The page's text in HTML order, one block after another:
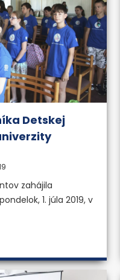
Detskej
zahájila
1. júla 2019, v